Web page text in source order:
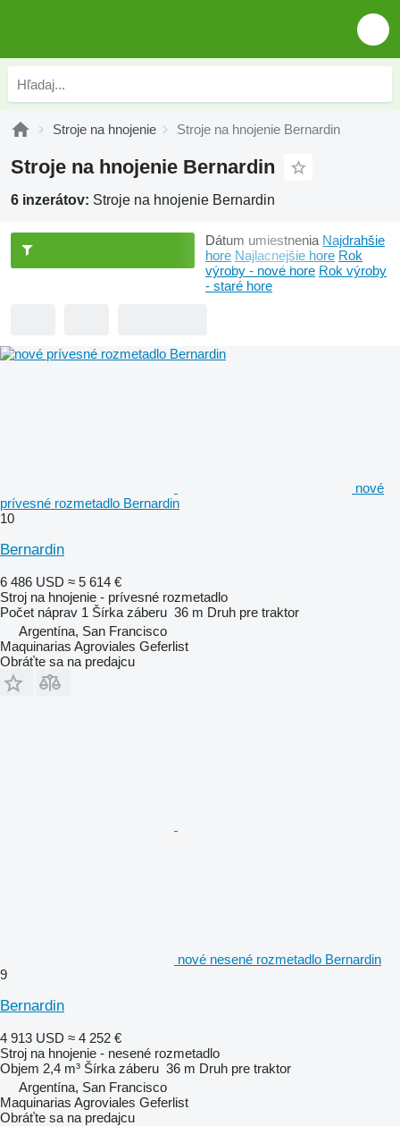
Stroje na hnojenie Stroje na hnojenie Bernardin
Stroje na hnojenie Bernardin
6 inzerátov: Stroje na hnojenie Bernardin
Dátum umiestnenia Najdrahšie
hore Najlacnejšie hore Rok
výroby - nové hore Rok výroby
- staré hore
nové
prívesné rozmetadlo Bernardin
10
Bernardin
6 486 USD ≈ 5 614 €
Stroj na hnojenie - prívesné rozmetadlo
Počet náprav 1 Šírka záberu 36 m Druh pre traktor
Argentína, San Francisco
Maquinarias Agroviales Geferlist
Obráťte sa na predajcu
nové nesené rozmetadlo Bernardin
9
Bernardin
4 913 USD ≈ 4 252 €
Stroj na hnojenie - nesené rozmetadlo
Objem 2,4 m³ Šírka záberu 36 m Druh pre traktor
Argentína, San Francisco
Maquinarias Agroviales Geferlist
Obráťte sa na predajcu